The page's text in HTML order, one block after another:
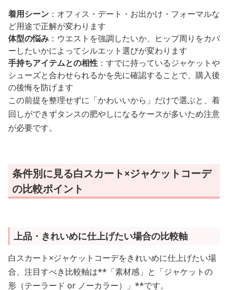
着用シーン ：オフィス・デート・お出かけ・フォーマルな
ど用途で正解が変わります
体型の悩み ：ウエストを強調したいか、ヒップ周りをカバ
ーしたいかによってシルエット選びが変わります
手持ちアイテムとの相性 ：すでに持っているジャケットや
シューズと合わせられるかを先に確認することで、購入後
の後悔を防げます
この前提を整理せずに「かわいいから」だけで選ぶと、着
回しができずタンスの肥やしになるケースが多いため注意
が必要です。
条件別に見る白スカート×ジャケットコーデ
の比較ポイント
上品・きれいめに仕上げたい場合の比較軸
白スカート×ジャケットコーデをきれいめに仕上げたい場
合、注目すべき比較軸は**「素材感」と「ジャケットの
形（テーラード or ノーカラー）」**です。